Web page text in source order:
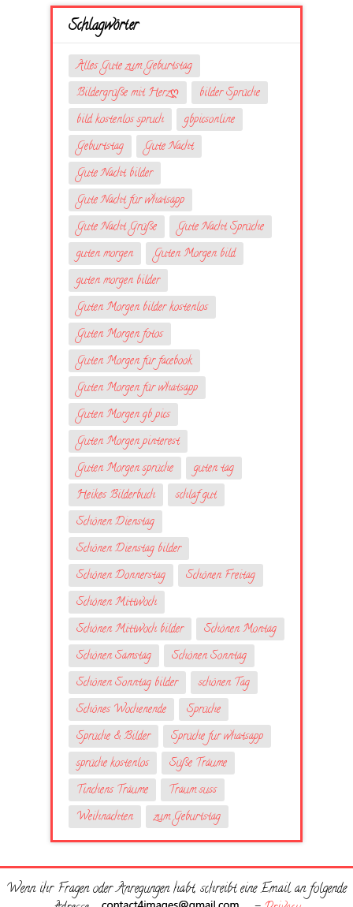
Schlagwörter
Alles Gute zum Geburtstag
Bildergrüße mit Herzღ
bilder Sprüche
bild kostenlos spruch
gbpicsonline
Geburtstag
Gute Nacht
Gute Nacht bilder
Gute Nacht für whatsapp
Gute Nacht Grüße
Gute Nacht Sprüche
guten morgen
Guten Morgen bild
guten morgen bilder
Guten Morgen bilder kostenlos
Guten Morgen fotos
Guten Morgen für facebook
Guten Morgen für whatsapp
Guten Morgen gb pics
Guten Morgen pinterest
Guten Morgen sprüche
guten tag
Heikes Bilderbuch
schlaf gut
Schönen Dienstag
Schönen Dienstag bilder
Schönen Donnerstag
Schönen Freitag
Schönen Mittwoch
Schönen Mittwoch bilder
Schönen Montag
Schönen Samstag
Schönen Sonntag
Schönen Sonntag bilder
schönen Tag
Schönes Wochenende
Sprüche
Sprüche & Bilder
Sprüche fur whatsapp
sprüche kostenlos
Süße Träume
Tinchens Träume
Traum suss
Weihnachten
zum Geburtstag
Wenn ihr Fragen oder Anregungen habt, schreibt eine Email an folgende